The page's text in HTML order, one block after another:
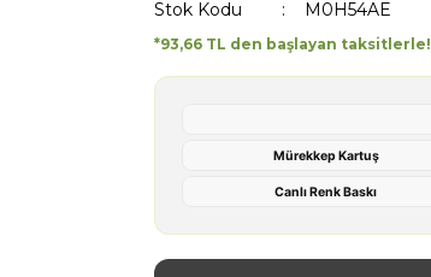
Stok Kodu
M0H54AE
*93,66 TL den başlayan taksitlerle!
Mürekkep Kartuş
Canlı Renk Baskı